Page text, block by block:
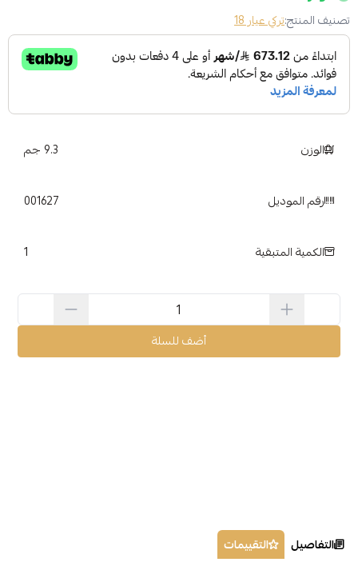
تصنيف المنتج:تركي عيار 18
الوزن 9.3 جم
رقم الموديل 001627
الكمية المتبقية 1
أضف للسلة
التفاصيل التقييمات